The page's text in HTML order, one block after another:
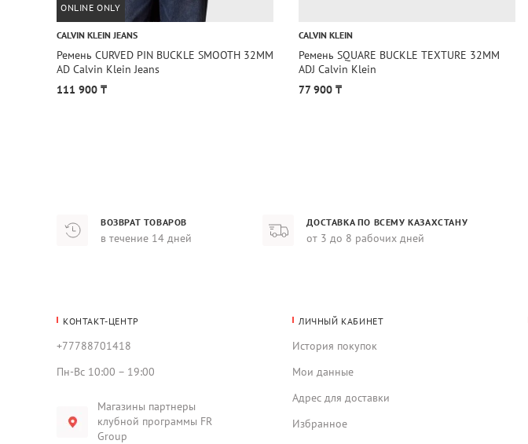
ONLINE ONLY
CALVIN KLEIN JEANS
Ремень CURVED PIN BUCKLE SMOOTH 32MM
AD Calvin Klein Jeans
111 900 ₸
CALVIN KLEIN
Ремень SQUARE BUCKLE TEXTURE 32MM
ADJ Calvin Klein
77 900 ₸
ВОЗВРАТ ТОВАРОВ
в течение 14 дней
ДОСТАВКА ПО ВСЕМУ КАЗАХСТАНУ
от 3 до 8 рабочих дней
КОНТАКТ-ЦЕНТР
+77788701418
Пн-Вс 10:00 – 19:00
Магазины партнеры
клубной программы FR
Group
ЛИЧНЫЙ КАБИНЕТ
История покупок
Мои данные
Адрес для доставки
Избранное